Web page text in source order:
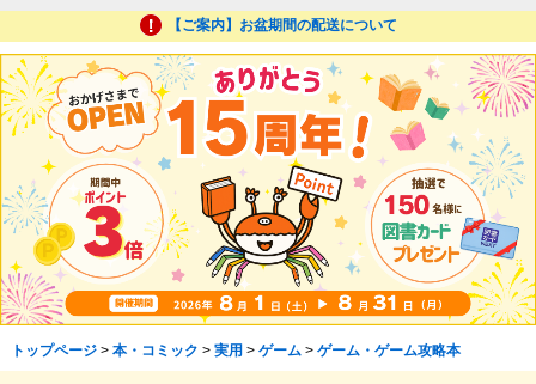
【ご案内】お盆期間の配送について
トップページ> 本・コミック > 実用 > ゲーム > ゲーム・ゲーム攻略本